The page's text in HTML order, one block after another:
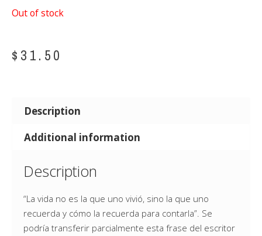
Out of stock
$ 31.50
Description
Additional information
Description
“La vida no es la que uno vivió, sino la que uno
recuerda y cómo la recuerda para contarla”. Se
podría transferir parcialmente esta frase del escritor